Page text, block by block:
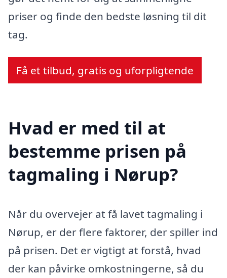
priser og finde den bedste løsning til dit
tag.
Få et tilbud, gratis og uforpligtende
Hvad er med til at
bestemme prisen på
tagmaling i Nørup?
Når du overvejer at få lavet tagmaling i
Nørup, er der flere faktorer, der spiller ind
på prisen. Det er vigtigt at forstå, hvad
der kan påvirke omkostningerne, så du